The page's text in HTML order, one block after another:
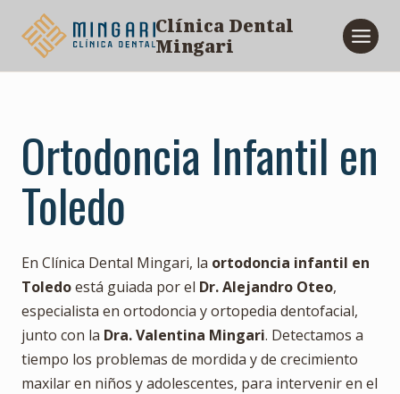
contenido
Clínica Dental
Mingari
Ortodoncia Infantil en
Toledo
En Clínica Dental Mingari, la ortodoncia infantil en
Toledoestá guiada por el Dr. Alejandro Oteo,
especialista en ortodoncia y ortopedia dentofacial,
junto con la Dra. Valentina Mingari. Detectamos a
tiempo los problemas de mordida y de crecimiento
maxilar en niños y adolescentes, para intervenir en el